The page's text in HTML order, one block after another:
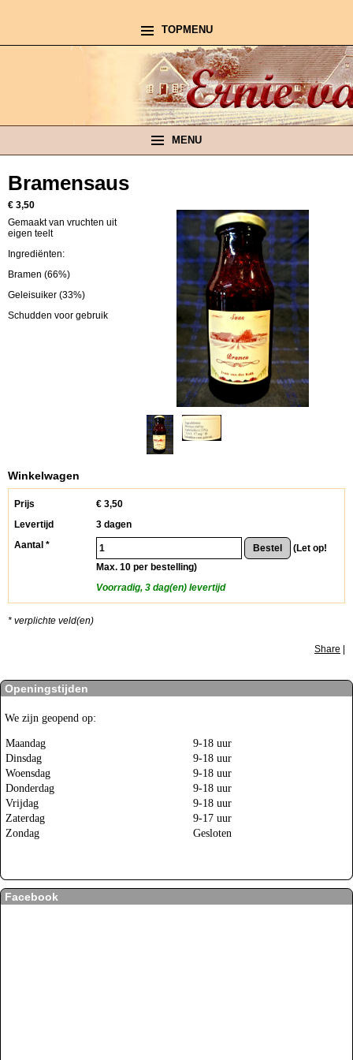
TOPMENU
MENU
Bramensaus
€ 3,50
Gemaakt van vruchten uit
eigen teelt
Ingrediënten:
Bramen (66%)
Geleisuiker (33%)
Schudden voor gebruik
Winkelwagen
Prijs € 3,50
Levertijd
3 dagen
Aantal *
Max. 10 per bestelling)
Voorradig, 3 dag(en) levertijd
* verplichte veld(en)
Share
Openingstijden
We zijn geopend op:
Maandag
9-18 uur
Dinsdag
9-18 uur
Woensdag
9-18 uur
Donderdag
9-18 uur
Vrijdag
9-18 uur
Zaterdag
9-17 uur
Zondag
Gesloten
Facebook